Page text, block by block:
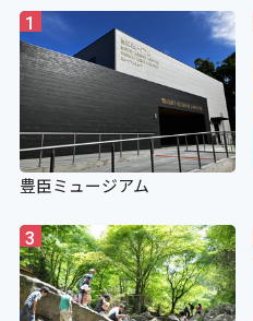
1
豊臣ミュージアム
3